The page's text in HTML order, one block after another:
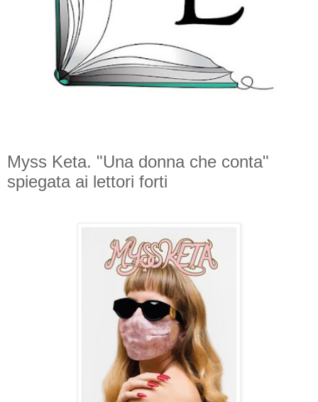
Myss Keta. "Una donna che conta"
spiegata ai lettori forti